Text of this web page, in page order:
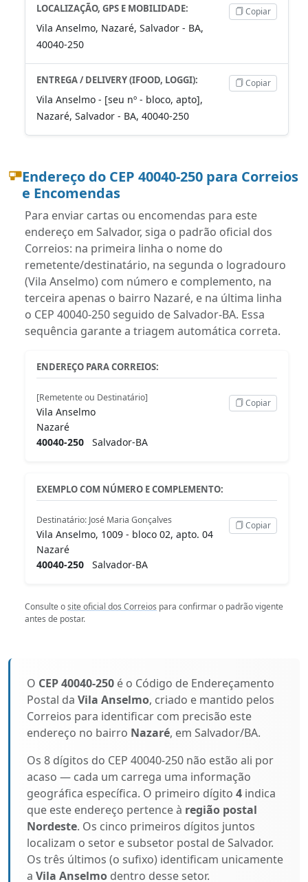
LOCALIZAÇÃO, GPS E MOBILIDADE:
Vila Anselmo, Nazaré, Salvador - BA,
40040-250
Copiar
ENTREGA / DELIVERY (IFOOD, LOGGI):
Vila Anselmo - [seu nº - bloco, apto],
Nazaré, Salvador - BA, 40040-250
Copiar
Endereço do CEP 40040-250 para Correios
e Encomendas
Para enviar cartas ou encomendas para este
endereço em Salvador, siga o padrão oficial dos
Correios: na primeira linha o nome do
remetente/destinatário, na segunda o logradouro
(Vila Anselmo) com número e complemento, na
terceira apenas o bairro Nazaré, e na última linha
o CEP 40040-250 seguido de Salvador-BA. Essa
sequência garante a triagem automática correta.
ENDEREÇO PARA CORREIOS:
[Remetente ou Destinatário]
Vila Anselmo
Nazaré
40040-250 Salvador-BA
Copiar
EXEMPLO COM NÚMERO E COMPLEMENTO:
Destinatário: José Maria Gonçalves
Vila Anselmo, 1009 - bloco 02, apto. 04
Nazaré
40040-250 Salvador-BA
Copiar
Consulte osite oficial dos Correios para confirmar o padrão vigente
antes de postar.
O CEP 40040-250 é o Código de Endereçamento
Postal da Vila Anselmo, criado e mantido pelos
Correios para identificar com precisão este
endereço no bairro Nazaré, em Salvador/BA.
Os 8 dígitos do CEP 40040-250 não estão ali por
acaso — cada um carrega uma informação
geográfica específica. O primeiro dígito 4 indica
que este endereço pertence à região postal
Nordeste. Os cinco primeiros dígitos juntos
localizam o setor e subsetor postal de Salvador.
Os três últimos (o sufixo) identificam unicamente
a Vila Anselmo dentro desse setor.